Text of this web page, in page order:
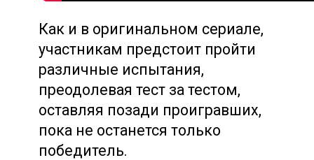
Как и в оригинальном сериале,
участникам предстоит пройти
различные испытания,
преодолевая тест за тестом,
оставляя позади проигравших,
пока не останется только
победитель.